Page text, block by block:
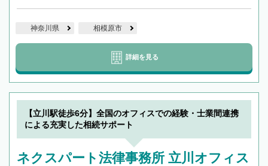
神奈川県 相模原市
詳細を見る
【立川駅徒歩6分】全国のオフィスでの経験・士業間連携
による充実した相続サポート
ネクスパート法律事務所 立川オフィス